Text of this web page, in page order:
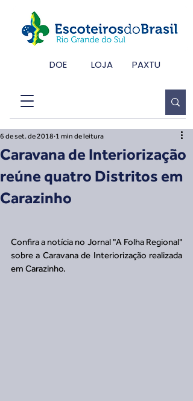
DOE LOJA PAXTU
Caravana de Interiorização
reúne quatro Distritos em
Carazinho
6 de set. de 2018 1 min de leitura
Confira a notícia no Jornal "A Folha Regional"
sobre a Caravana de Interiorização realizada
em Carazinho.